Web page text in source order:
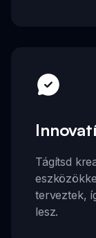
Tágítsd
terveztek,
lesz.